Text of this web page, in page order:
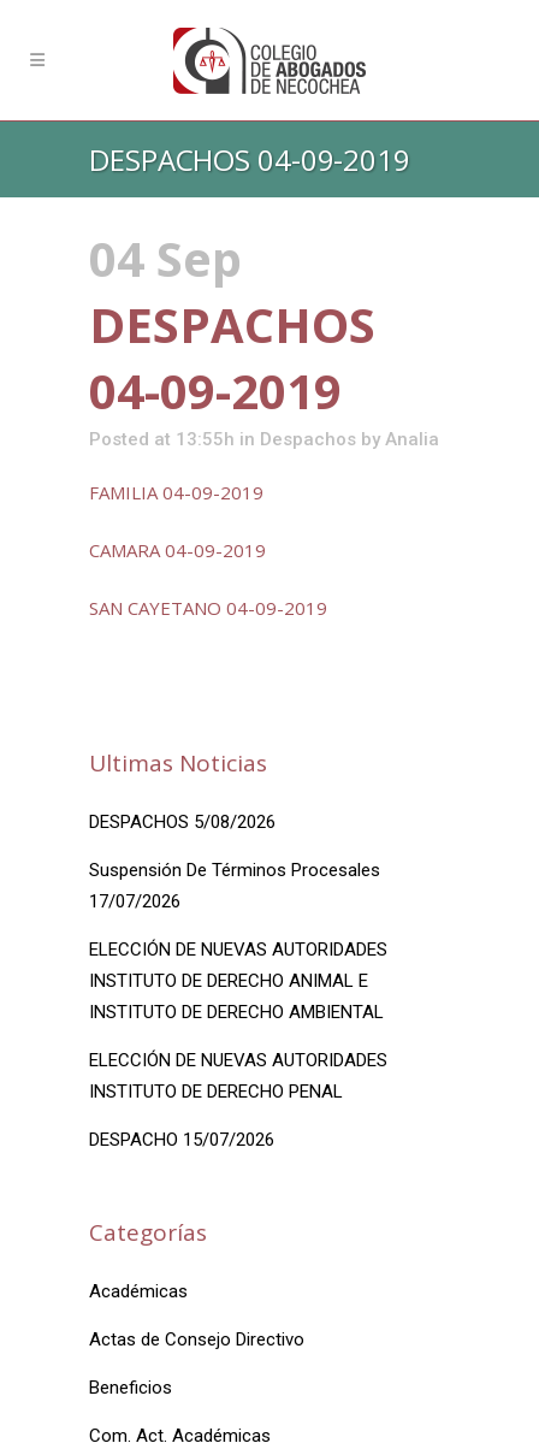
DESPACHOS 04-09-2019
04 Sep
DESPACHOS
04-09-2019
Posted at 13:55h in Despachos by Analia
FAMILIA 04-09-2019
CAMARA 04-09-2019
SAN CAYETANO 04-09-2019
Ultimas Noticias
DESPACHOS 5/08/2026
Suspensión De Términos Procesales
17/07/2026
ELECCIÓN DE NUEVAS AUTORIDADES
INSTITUTO DE DERECHO ANIMAL E
INSTITUTO DE DERECHO AMBIENTAL
ELECCIÓN DE NUEVAS AUTORIDADES
INSTITUTO DE DERECHO PENAL
DESPACHO 15/07/2026
Categorías
Académicas
Actas de Consejo Directivo
Beneficios
Com. Act. Académicas